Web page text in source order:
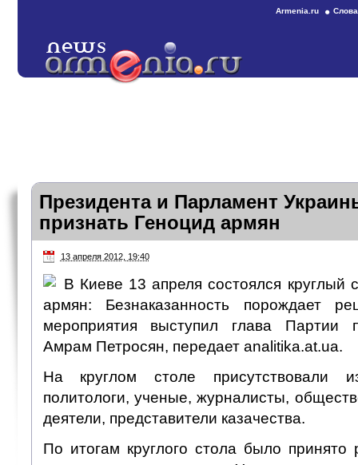
Armenia.ru
Президента и Парламент
признать Геноцид армян
13 апреля 2012, 19:40
В Киеве 13 апреля состоялся круглый
армян: Безнаказанность порождает
мероприятия выступил глава Партии
Амрам Петросян, передает analitika.at.ua.
На круглом столе присутствовали
политологи, ученые, журналисты,
деятели, представители казачества.
По итогам круглого стола было принято